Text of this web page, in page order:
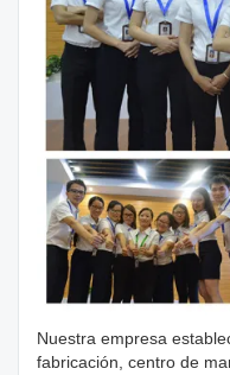
Nuestra empresa
fabricación, centro de